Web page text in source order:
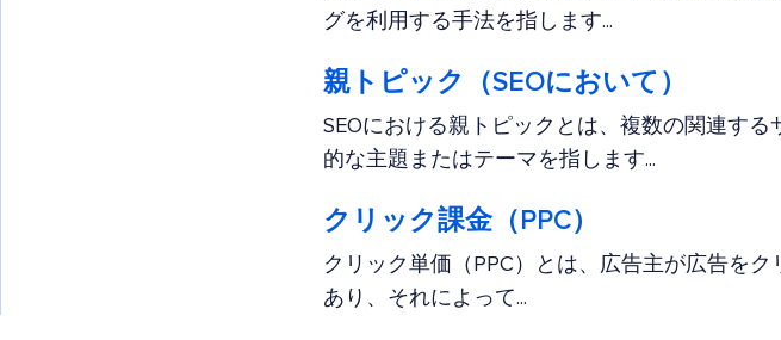
グを利用する手法を指します...
親トピック（SEOにおいて）
SEOにおける親トピックとは、複数の関連す
的な主題またはテーマを指します...
クリック課金（PPC）
クリック単価（PPC）とは、広告主が広告を
あり、それによって...